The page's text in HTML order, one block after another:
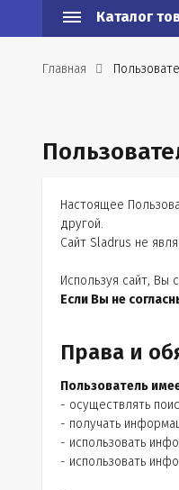
Каталог
Главная
Настоящее
другой.
Сайт Sladrus не
Используя сайт, Вы
Если Вы не
Права и
Пользователь
- осуществлять
- получать
- использовать
- использовать